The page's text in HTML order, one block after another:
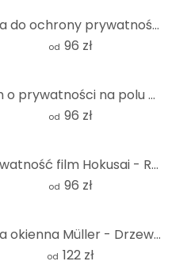
Folia do ochrony prywatności Bamboo Forest
od 96 zł
Film o prywatności na polu maków o zachodzie słońca
od 96 zł
Prywatność film Hokusai - Rozmiar fali
od 96 zł
Folia okienna Müller - Drzewo klonowe - Panorama
od 122 zł